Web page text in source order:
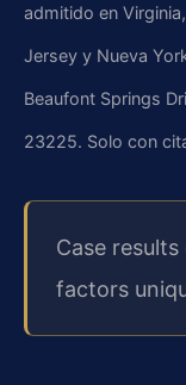
admitido en
Jersey y Nueva
Beaufont Springs
23225. Solo con
Case
factors